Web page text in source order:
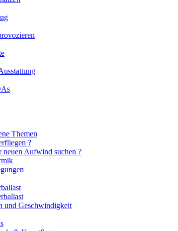
Themen
?
neuen Aufwind suchen ?
und Geschwindigkeit